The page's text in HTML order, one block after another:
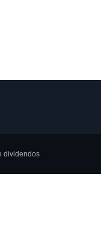
dividendos